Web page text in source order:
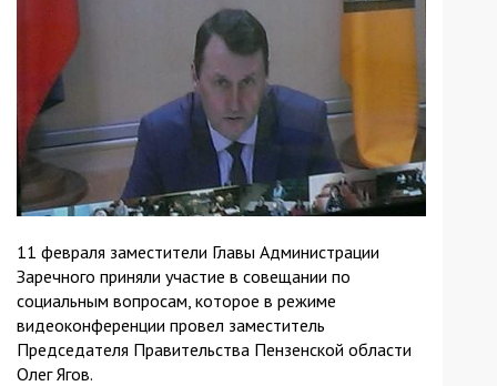
11 февраля заместители Главы Администрации
Заречного приняли участие в совещании по
социальным вопросам, которое в режиме
видеоконференции провел заместитель
Председателя Правительства Пензенской области
Олег Ягов.